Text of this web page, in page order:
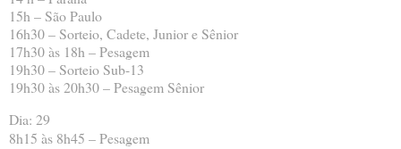
15h – São Paulo
16h30 – Sorteio, Cadete, Junior e Sênior
17h30 às 18h – Pesagem
19h30 – Sorteio Sub-13
19h30 às 20h30 – Pesagem Sênior
Dia: 29
8h15 às 8h45 – Pesagem